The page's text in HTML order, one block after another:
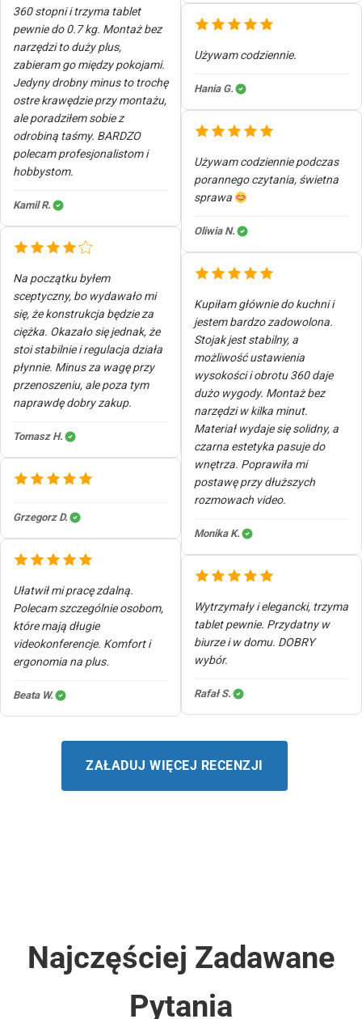
360 stopni i trzyma tablet
pewnie do 0.7 kg. Montaż bez
narzędzi to duży plus,
zabieram go między pokojami.
Jedyny drobny minus to trochę
ostre krawędzie przy montażu,
ale poradziłem sobie z
odrobiną taśmy. BARDZO
polecam profesjonalistom i
hobbystom.
Kamil R.
Na początku byłem
sceptyczny, bo wydawało mi
się, że konstrukcja będzie za
ciężka. Okazało się jednak, że
stoi stabilnie i regulacja działa
płynnie. Minus za wagę przy
przenoszeniu, ale poza tym
naprawdę dobry zakup.
Tomasz H.
Grzegorz D.
Ułatwił mi pracę zdalną.
Polecam szczególnie osobom,
które mają długie
videokonferencje. Komfort i
ergonomia na plus.
Beata W.
Używam codziennie.
Hania G.
Używam codziennie podczas
porannego czytania, świetna
sprawa
Oliwia N.
Kupiłam głównie do kuchni i
jestem bardzo zadowolona.
Stojak jest stabilny, a
możliwość ustawienia
wysokości i obrotu 360 daje
dużo wygody. Montaż bez
narzędzi w kilka minut.
Materiał wydaje się solidny, a
czarna estetyka pasuje do
wnętrza. Poprawiła mi
postawę przy dłuższych
rozmowach video.
Monika K.
Wytrzymały i elegancki, trzyma
tablet pewnie. Przydatny w
biurze i w domu. DOBRY
wybór.
Rafał S.
ZAŁADUJ WIĘCEJ RECENZJI
Najczęściej Zadawane
Pytania